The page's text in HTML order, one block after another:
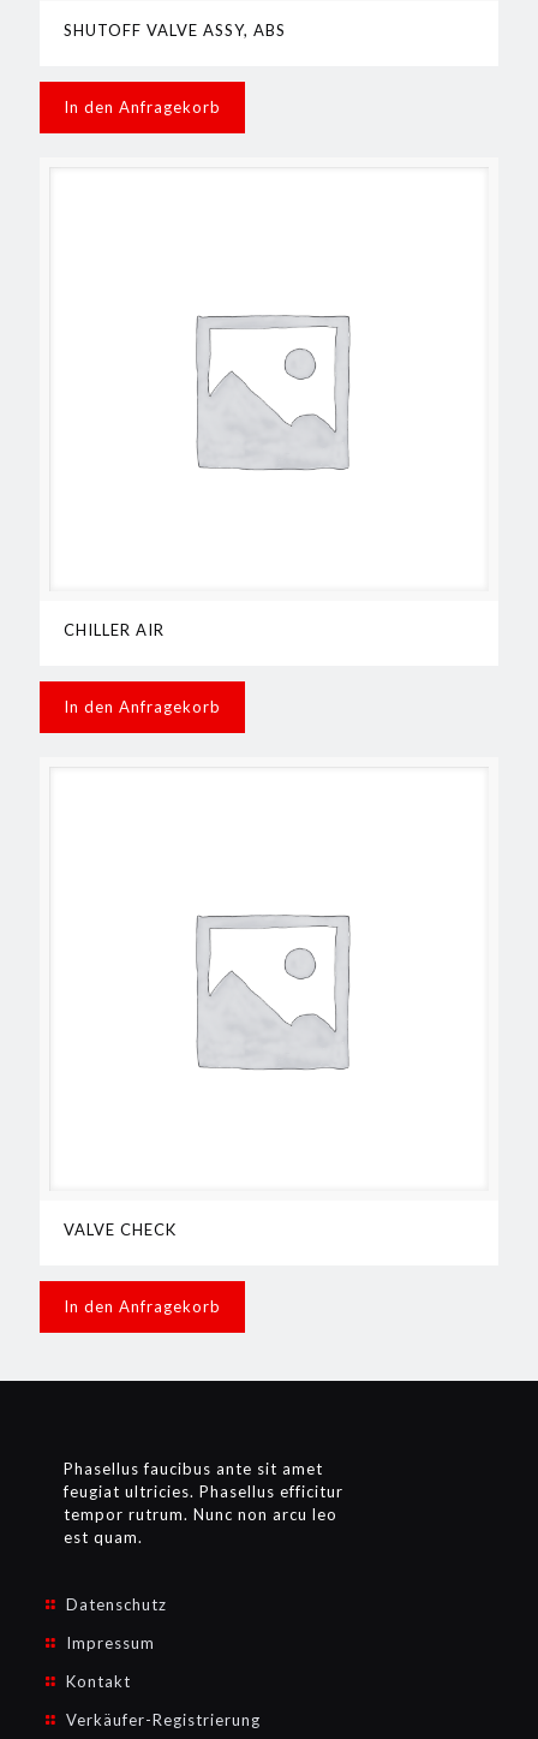
SHUTOFF VALVE ASSY, ABS
In den Anfragekorb
CHILLER AIR
In den Anfragekorb
VALVE CHECK
In den Anfragekorb
Phasellus faucibus ante sit amet
feugiat ultricies. Phasellus efficitur
tempor rutrum. Nunc non arcu leo
est quam.
Datenschutz
Impressum
Kontakt
Verkäufer-Registrierung